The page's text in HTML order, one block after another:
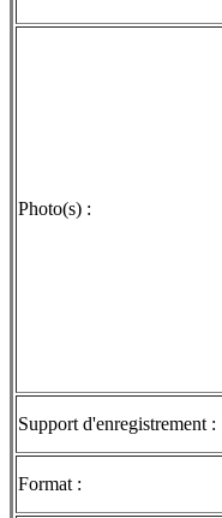
Photo(s) :
Support d'enregistrement :
Format :